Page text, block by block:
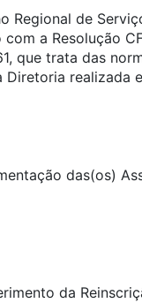
Regional de
a Resolução
que trata das
Diretoria realizada
das(os)
da